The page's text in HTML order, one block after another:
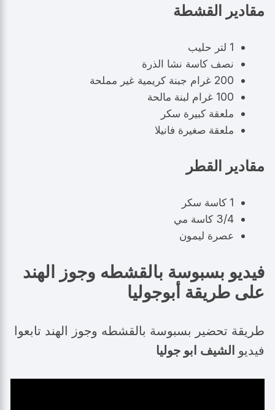
مقادير القشطة
1 لتر حليب
نصف كاسة نشا الذرة
200 غرام جبنة كريمية غير مملحة
100 غرام لبنة مالحة
ملعقة كبيرة سكر
ملعقة صغيرة فانيلا
مقادير القطر
1 كاسة سكر
3/4 كاسة مي
عصرة ليمون
فيديو بسبوسة بالقشطه وجوز الهند
على طريقة أبوجوليا
طريقة تحضير بسبوسة بالقشطه وجوز الهند تابعوا
فيديو الشيف ابو جوليا